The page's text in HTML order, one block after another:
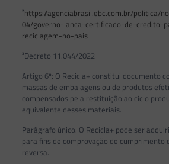
²https://agenciabrasil.ebc.com.br/politica/
04/governo-lanca-certificado-de-credito-
reciclagem-no-pais
³Decreto 11.044/2022
Artigo 6º: O Recicla+ constitui documento
massas de embalagens ou de produtos
compensados pela restituição ao ciclo
equivalente desses materiais.
Parágrafo único. O Recicla+ pode ser
para fins de comprovação de cumprimento
reversa.